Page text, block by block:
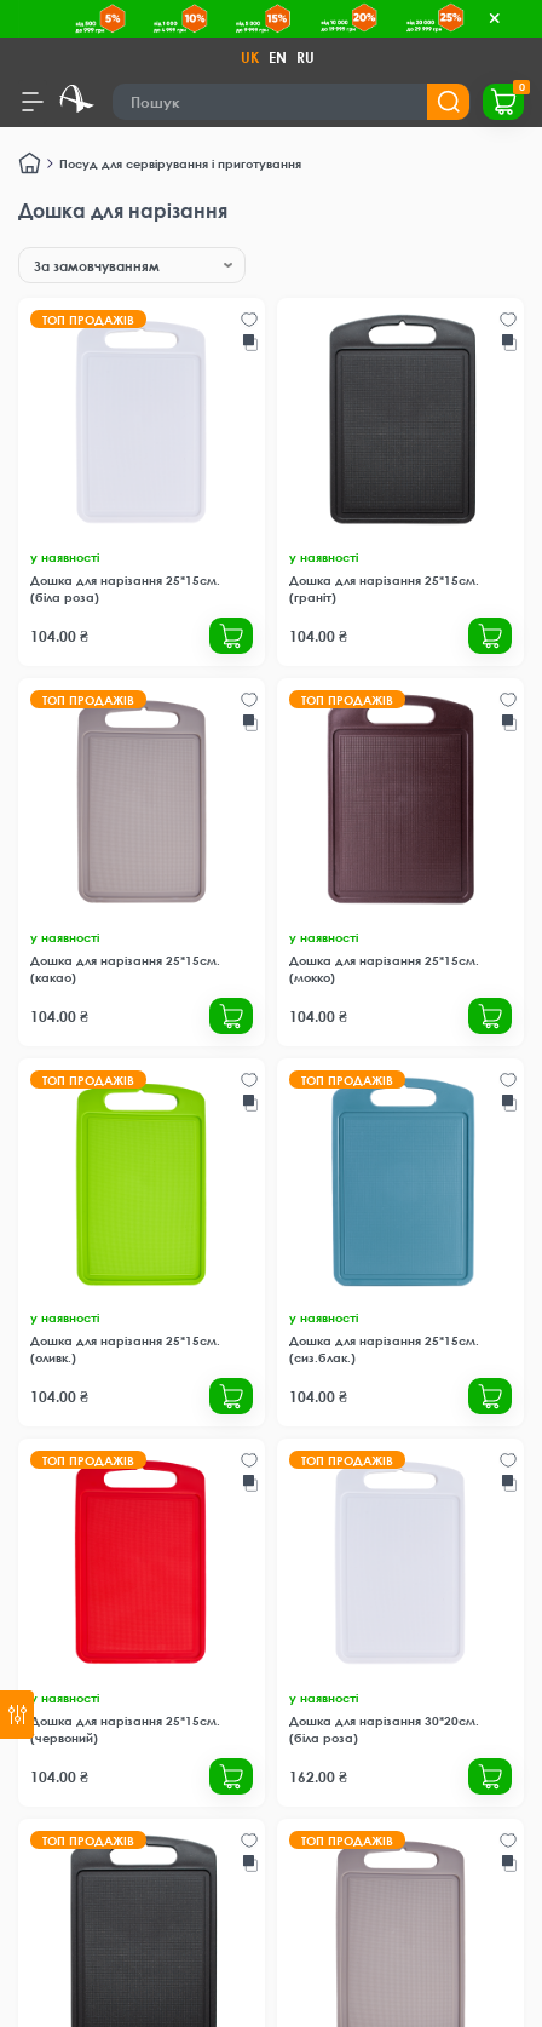
UK EN RU
0
Посуд для сервірування і приготування
Дошка для нарізання
ТОП ПРОДАЖІВ
у наявності
Дошка для нарізання 25*15см.
(біла роза)
104.00 ₴
у наявності
Дошка для нарізання 25*15см.
(граніт)
104.00 ₴
ТОП ПРОДАЖІВ
у наявності
Дошка для нарізання 25*15см.
(какао)
104.00 ₴
ТОП ПРОДАЖІВ
у наявності
Дошка для нарізання 25*15см.
(мокко)
104.00 ₴
ТОП ПРОДАЖІВ
у наявності
Дошка для нарізання 25*15см.
(оливк.)
104.00 ₴
ТОП ПРОДАЖІВ
у наявності
Дошка для нарізання 25*15см.
(сиз.блак.)
104.00 ₴
ТОП ПРОДАЖІВ
у наявності
Дошка для нарізання 25*15см.
(червоний)
104.00 ₴
ТОП ПРОДАЖІВ
у наявності
Дошка для нарізання 30*20см.
(біла роза)
162.00 ₴
ТОП ПРОДАЖІВ ТОП ПРОДАЖІВ